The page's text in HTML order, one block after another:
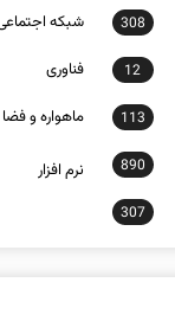
12 فناوری
113 ماهواره و فضا
890
307